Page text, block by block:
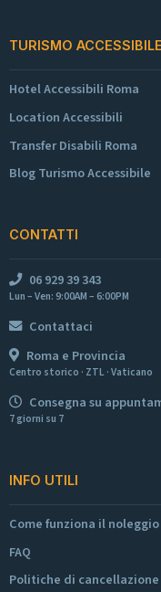
TURISMO ACCESSIBILE
Hotel Accessibili Roma
Location Accessibili
Transfer Disabili Roma
Blog Turismo Accessibile
CONTATTI
06 929 39 343
Lun – Ven: 9:00AM – 6:00PM
Contattaci
Roma e Provincia
Centro storico · ZTL · Vaticano
Consegna su
7 giorni su 7
INFO UTILI
Come funziona il noleggio
FAQ
Politiche di cancellazione